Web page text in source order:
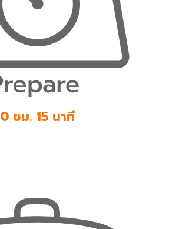
0 ชม. 15 นาที